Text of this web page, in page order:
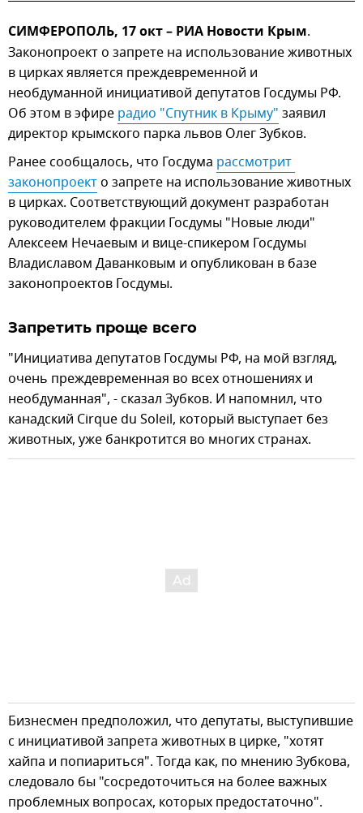
СИМФЕРОПОЛЬ, 17 окт – РИА Новости Крым.
Законопроект о запрете на использование животных
в цирках является преждевременной и
необдуманной инициативой депутатов Госдумы РФ.
Об этом в эфире радио "Спутник в Крыму" заявил
директор крымского парка львов Олег Зубков.
Ранее сообщалось, что Госдума рассмотрит
законопроект о запрете на использование животных
в цирках. Соответствующий документ разработан
руководителем фракции Госдумы "Новые люди"
Алексеем Нечаевым и вице-спикером Госдумы
Владиславом Даванковым и опубликован в базе
законопроектов Госдумы.
Запретить проще всего
"Инициатива депутатов Госдумы РФ, на мой взгляд,
очень преждевременная во всех отношениях и
необдуманная", - сказал Зубков. И напомнил, что
канадский Cirque du Soleil, который выступает без
животных, уже банкротится во многих странах.
Бизнесмен предположил, что депутаты, выступившие
с инициативой запрета животных в цирке, "хотят
хайпа и попиариться". Тогда как, по мнению Зубкова,
следовало бы "сосредоточиться на более важных
проблемных вопросах, которых предостаточно".